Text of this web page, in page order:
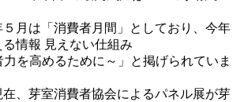
月は「消費者月間」としており、今年
情報 見えない仕組み
を高めるために～」と掲げられていま
、芽室消費者協会によるパネル展が芽